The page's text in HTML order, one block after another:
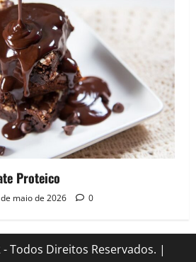
Proteico
maio de 2026 0
Todos Direitos Reservados. |